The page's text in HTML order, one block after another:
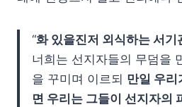
“화 있을진저 외식하는 서기
너희는 선지자들의 무덤을
을 꾸미며 이르되 만일 우리
면 우리는 그들이 선지자의